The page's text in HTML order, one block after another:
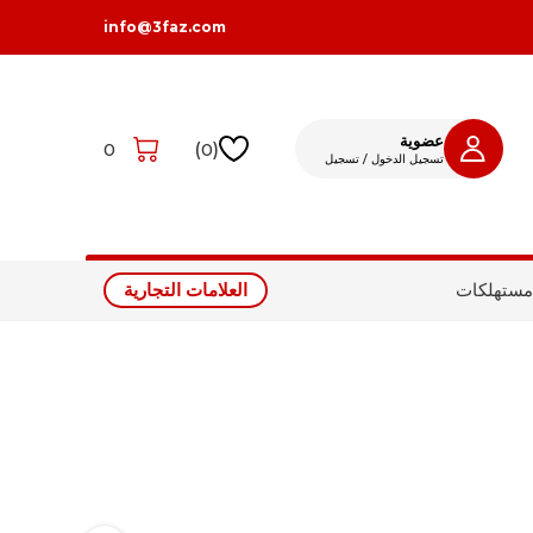
info@3faz.com
عضوية
تسجيل الدخول / تسجيل (
0
)
0
مستهلكات العلامات التجارية